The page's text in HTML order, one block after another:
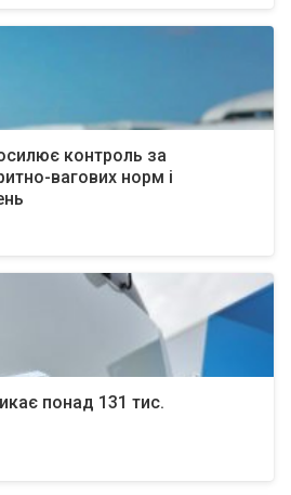
контроль за
вагових норм і
понад 131 тис.